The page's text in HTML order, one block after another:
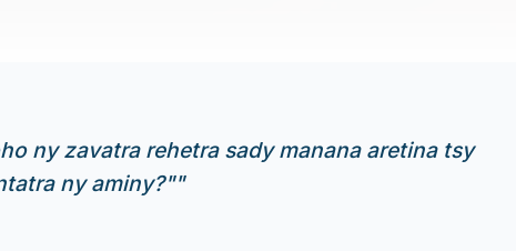
ny zavatra rehetra sady manana aretina tsy
ny aminy?""